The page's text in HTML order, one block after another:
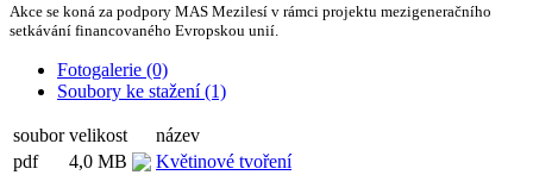
Akce se koná za podpory MAS Mezilesí v rámci projektu mezigeneračního
setkávání financovaného Evropskou unií.
Fotogalerie (0)
Soubory ke stažení (1)
soubor velikost
název
pdf
4,0 MB Květinové tvoření